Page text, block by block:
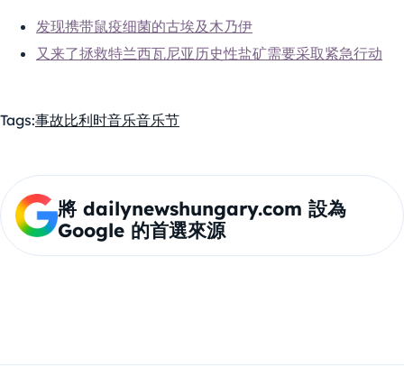
发现携带鼠疫细菌的古埃及木乃伊
又来了拯救特兰西瓦尼亚历史性盐矿需要采取紧急行动
Tags:事故比利时音乐音乐节
將 dailynewshungary.com 設為
Google 的首選來源